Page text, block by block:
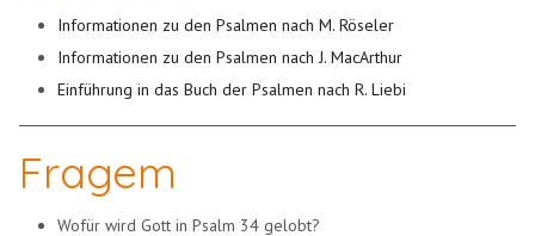
Informationen zu den Psalmen nach M. Röseler
Informationen zu den Psalmen nach J. MacArthur
Einführung in das Buch der Psalmen nach R. Liebi
Fragem
Wofür wird Gott in Psalm 34 gelobt?